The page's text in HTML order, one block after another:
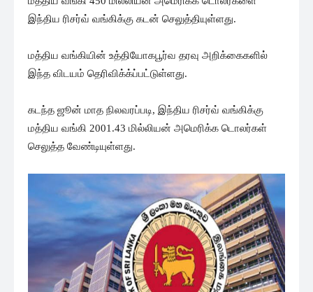
இந்திய ரிசர்வ் வங்கிக்கு கடன் செலுத்தியுள்ளது.
மத்திய வங்கியின் உத்தியோகபூர்வ தரவு அறிக்கைகளில்
இந்த விடயம் தெரிவிக்க்ப்பட்டுள்ளது.
கடந்த ஜூன் மாத நிலவரப்படி, இந்திய ரிசர்வ் வங்கிக்கு
மத்திய வங்கி 2001.43 மில்லியன் அமெரிக்க டொலர்கள்
செலுத்த வேண்டியுள்ளது.